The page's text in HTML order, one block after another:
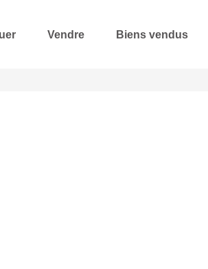
Vendre Biens vendus